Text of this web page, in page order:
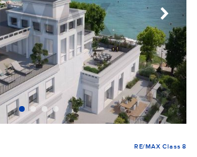
RE/MAX Class 8